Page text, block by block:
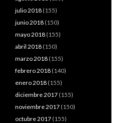
julio 2018 (155)
junio 2018 (150)
mayo 2018 (155)
abril 2018 (150)
marzo 2018 (155)
febrero 2018 (140)
enero 2018 (155)
diciembre 2017 (155)
noviembre 2017 (150)
octubre 2017 (155)